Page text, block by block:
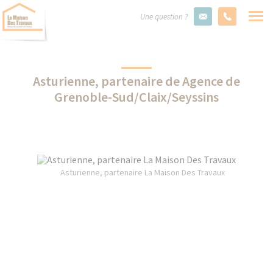
Une question ?
Asturienne, partenaire de Agence de
Grenoble-Sud/Claix/Seyssins
Asturienne, partenaire La Maison Des Travaux